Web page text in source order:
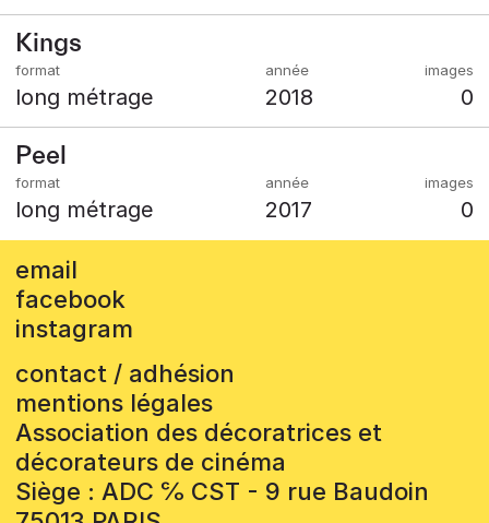
Kings
long métrage 2018 0
Peel
long métrage 2017 0
email
facebook
instagram
contact / adhésion
mentions légales
Association des décoratrices et
décorateurs de cinéma
Siège : ADC ℅ CST - 9 rue Baudoin